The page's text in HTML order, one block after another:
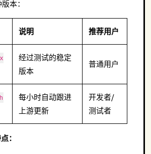
本：
说明 推荐用户
经过测试的稳定
版本
普通用户
每小时自动跟进
上游更新
开发者/
测试者
：